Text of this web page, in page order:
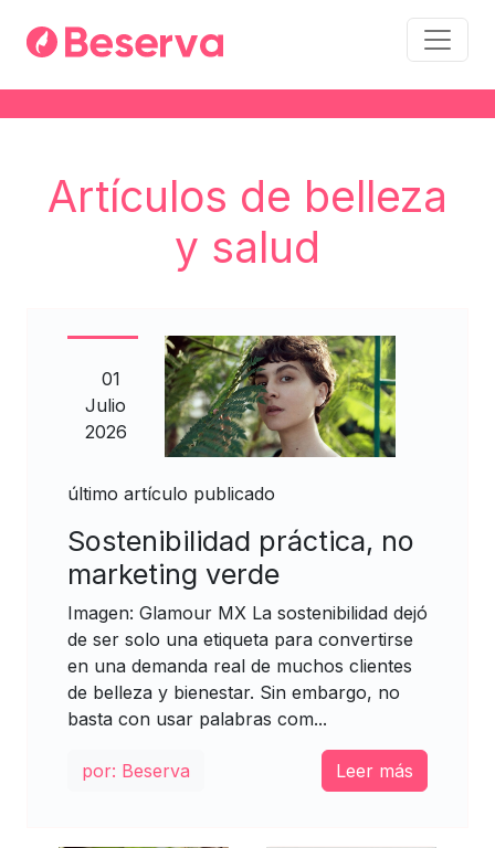
Artículos de belleza
y salud
01
Julio
2026
último artículo publicado
Sostenibilidad práctica, no
marketing verde
Imagen: Glamour MX La sostenibilidad dejó
de ser solo una etiqueta para convertirse
en una demanda real de muchos clientes
de belleza y bienestar. Sin embargo, no
basta con usar palabras com...
por: Beserva Leer más